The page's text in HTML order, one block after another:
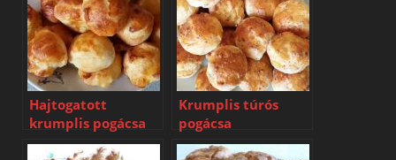
Hajtogatott
krumplis pogácsa
Krumplis túrós
pogácsa